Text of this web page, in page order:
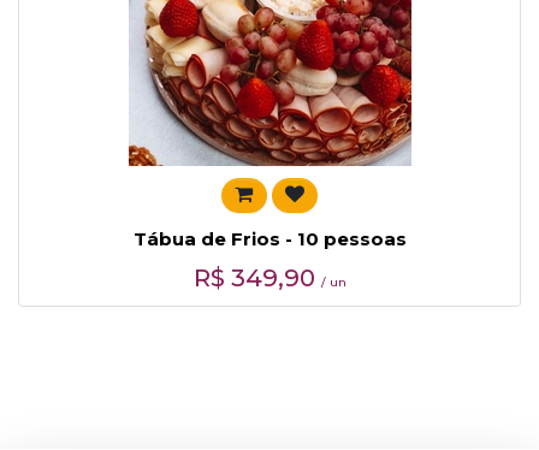
Tábua de Frios - 10 pessoas
R$ 349,90 / un